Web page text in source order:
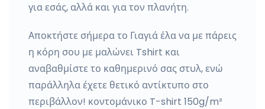
για εσάς, αλλά και για τον πλανήτη.
Αποκτήστε σήμερα το Γιαγιά έλα να με πάρεις
η κόρη σου με μαλώνει Tshirt και
αναβαθμίστε το καθημερινό σας στυλ, ενώ
παράλληλα έχετε θετικό αντίκτυπο στο
περιβάλλον! κοντομάνικο T-shirt 150g/m²